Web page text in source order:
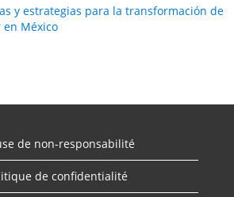
y estrategias para la transformación de
México
de non-responsabilité
de confidentialité